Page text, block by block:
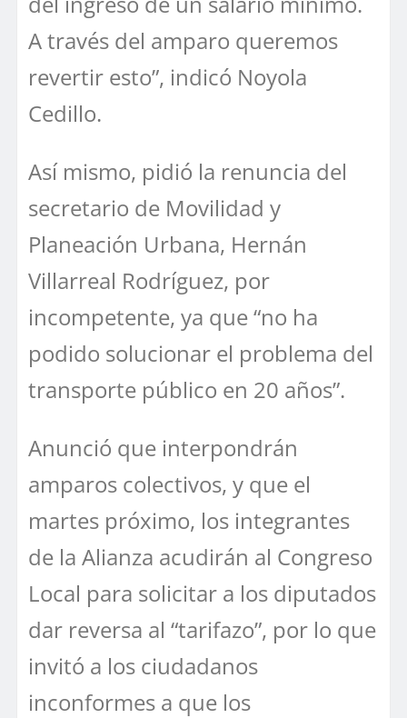
A través del amparo queremos
revertir esto”, indicó Noyola
Cedillo.
Así mismo, pidió la renuncia del
secretario de Movilidad y
Planeación Urbana, Hernán
Villarreal Rodríguez, por
incompetente, ya que “no ha
podido solucionar el problema del
transporte público en 20 años”.
Anunció que interpondrán
amparos colectivos, y que el
martes próximo, los integrantes
de la Alianza acudirán al Congreso
Local para solicitar a los diputados
dar reversa al “tarifazo”, por lo que
invitó a los ciudadanos
inconformes a que los